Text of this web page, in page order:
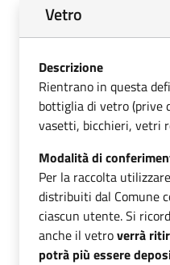
Vetro
Descrizione
Rientrano in questa
bottiglia di vetro (prive
vasetti, bicchieri, vetri
Modalità di
Per la raccolta
distribuiti dal Comune
ciascun utente. Si
anche il vetroverrà
potrà più essere